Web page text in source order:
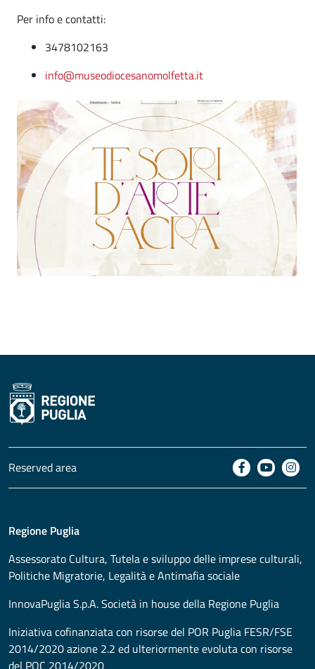
Per info e contatti:
3478102163
info@museodiocesanomolfetta.it
Reserved area
Regione Puglia
Assessorato Cultura, Tutela e sviluppo delle imprese culturali,
Politiche Migratorie, Legalità e Antimafia sociale
InnovaPuglia S.p.A. Società in house della Regione Puglia
Iniziativa cofinanziata con risorse del POR Puglia FESR/FSE
2014/2020 azione 2.2 ed ulteriormente evoluta con risorse
del POC 2014/2020